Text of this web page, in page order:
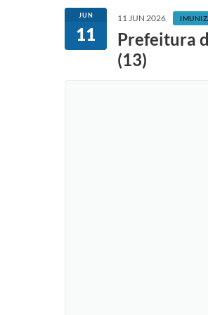
JUN
11
11 JUN 2026
Prefeitura
(13)